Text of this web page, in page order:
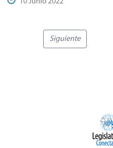
10 Junio 2022
Siguiente